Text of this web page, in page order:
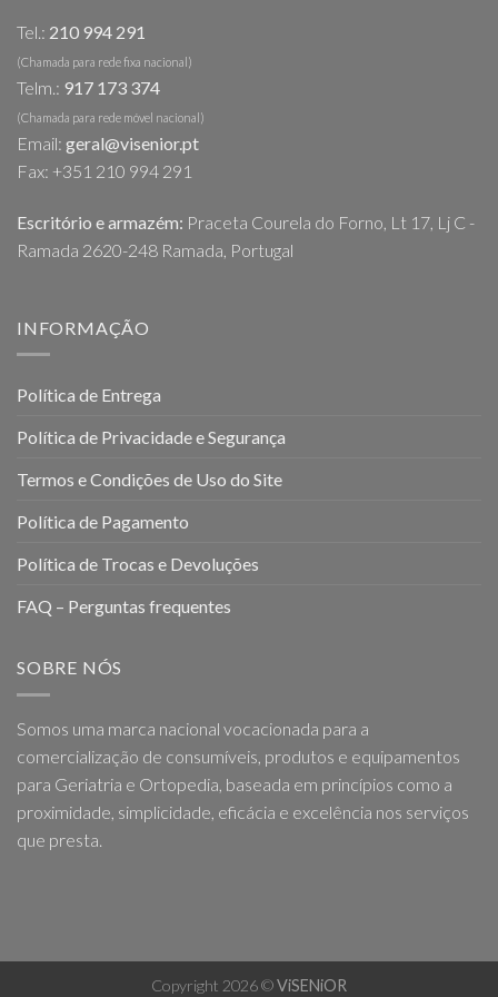
on
the
product
page
Tel.: 210 994 291
(Chamada para rede fixa nacional)
Telm.: 917 173 374
(Chamada para rede móvel nacional)
Email: geral@visenior.pt
Fax: +351 210 994 291
Escritório e armazém: Praceta Courela do Forno, Lt 17, Lj C -
Ramada 2620-248 Ramada, Portugal
INFORMAÇÃO
Política de Entrega
Política de Privacidade e Segurança
Termos e Condições de Uso do Site
Política de Pagamento
Política de Trocas e Devoluções
FAQ – Perguntas frequentes
SOBRE NÓS
Somos uma marca nacional vocacionada para a
comercialização de consumíveis, produtos e equipamentos
para Geriatria e Ortopedia, baseada em princípios como a
proximidade, simplicidade, eficácia e excelência nos serviços
que presta.
Copyright 2026 ©ViSENiOR